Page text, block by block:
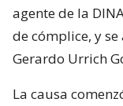
agente de la
de cómplice, y
Gerardo Urrich
La causa